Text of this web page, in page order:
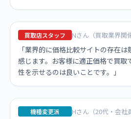
買取店スタッフ Nさん（買取業界関
「業界的に価格比較サイトの存在
感じます。お客様に適正価格で買取
性を示せるのは良いことです。」
機種変更派 Hさん（20代・会社